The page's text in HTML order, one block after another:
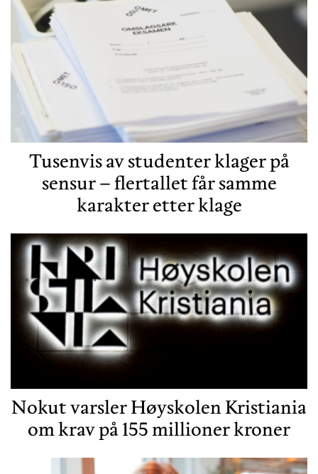
Tusenvis av studenter klager på
sensur – flertallet får samme
karakter etter klage
Nokut varsler Høyskolen Kristiania
om krav på 155 millioner kroner